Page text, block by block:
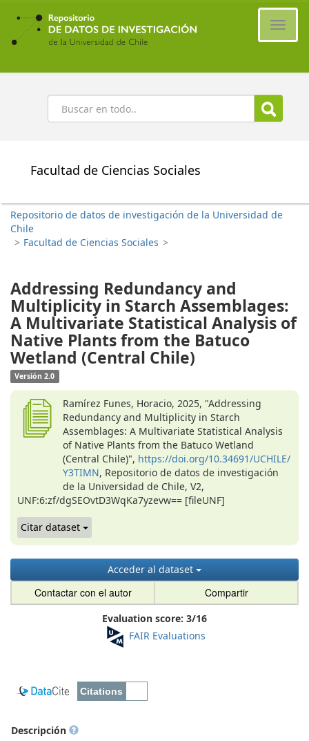
Ir
contenido
principal
Buscar
Facultad de Ciencias Sociales
Repositorio de datos de investigación de la Universidad de
Chile
> Facultad de Ciencias Sociales >
Addressing Redundancy and
Multiplicity in Starch Assemblages:
A Multivariate Statistical Analysis of
Native Plants from the Batuco
Wetland (Central Chile)
Versión 2.0
Ramírez Funes, Horacio, 2025, "Addressing
Redundancy and Multiplicity in Starch
Assemblages: A Multivariate Statistical Analysis
of Native Plants from the Batuco Wetland
(Central Chile)", https://doi.org/10.34691/UCHILE/
Y3TIMN, Repositorio de datos de investigación
de la Universidad de Chile, V2,
UNF:6:zf/dgSEOvtD3WqKa7yzevw== [fileUNF]
Citar dataset
Acceder al dataset
Contactar con el autor Compartir
Evaluation score: 3/16
FAIR Evaluations
Descripción